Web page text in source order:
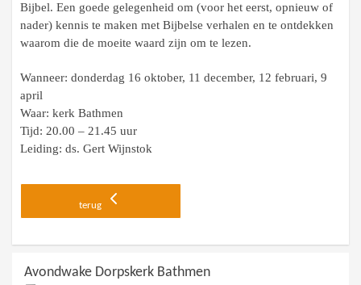
Bijbel. Een goede gelegenheid om (voor het eerst, opnieuw of
nader) kennis te maken met Bijbelse verhalen en te ontdekken
waarom die de moeite waard zijn om te lezen.
Wanneer: donderdag 16 oktober, 11 december, 12 februari, 9
april
Waar: kerk Bathmen
Tijd: 20.00 – 21.45 uur
Leiding: ds. Gert Wijnstok
terug
Avondwake Dorpskerk Bathmen